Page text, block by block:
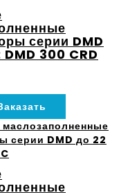
серии DMD
300 CRD